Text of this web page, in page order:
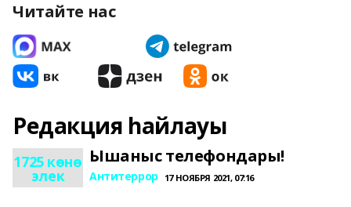
Читайте нас
Редакция һайлауы
1725 көнө
элек
Ышаныс телефондары!
Антитеррор 17 НОЯБРЯ 2021, 07:16